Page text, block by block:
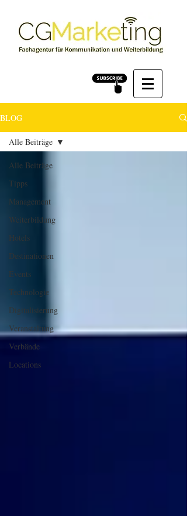
BLOG
Alle Beiträge
Tipps
Management
Weiterbildung
Hotels
Destinationen
Events
Technologie
Digitalisierung
Veranstaltung
Verbände
Locations
Alle Beiträge